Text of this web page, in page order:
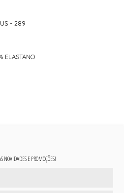
- 289
ELASTANO
NOVIDADES E PROMOÇÕES!